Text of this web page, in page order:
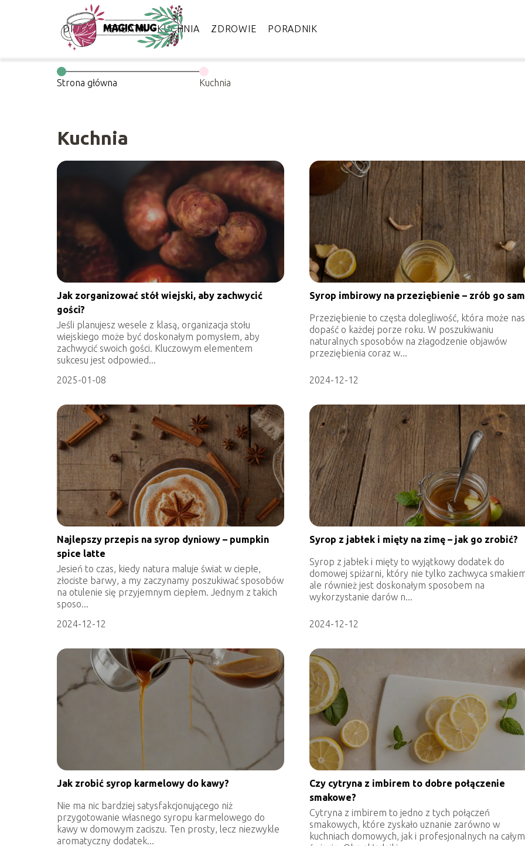
DIETA HERBATA KUCHNIA ZDROWIE PORADNIK
Strona główna Kuchnia
Kuchnia
Jak zorganizować stół wiejski, aby zachwycić
gości?
Jeśli planujesz wesele z klasą, organizacja stołu
wiejskiego może być doskonałym pomysłem, aby
zachwycić swoich gości. Kluczowym elementem
sukcesu jest odpowied...
2025-01-08
Syrop imbirowy na przeziębienie – zrób go sam
Przeziębienie to częsta dolegliwość, która może nas
dopaść o każdej porze roku. W poszukiwaniu
naturalnych sposobów na złagodzenie objawów
przeziębienia coraz w...
2024-12-12
Najlepszy przepis na syrop dyniowy – pumpkin
spice latte
Jesień to czas, kiedy natura maluje świat w ciepłe,
złociste barwy, a my zaczynamy poszukiwać sposobów
na otulenie się przyjemnym ciepłem. Jednym z takich
sposo...
2024-12-12
Syrop z jabłek i mięty na zimę – jak go zrobić?
Syrop z jabłek i mięty to wyjątkowy dodatek do
domowej spiżarni, który nie tylko zachwyca
ale również jest doskonałym sposobem na
wykorzystanie darów n...
2024-12-12
Jak zrobić syrop karmelowy do kawy?
Nie ma nic bardziej satysfakcjonującego niż
przygotowanie własnego syropu karmelowego do
kawy w domowym zaciszu. Ten prosty, lecz niezwykle
aromatyczny dodatek...
Czy cytryna z imbirem to dobre połączenie
smakowe?
Cytryna z imbirem to jedno z tych połączeń
smakowych, które zyskało uznanie zarówno w
kuchniach domowych, jak i profesjonalnych na całym